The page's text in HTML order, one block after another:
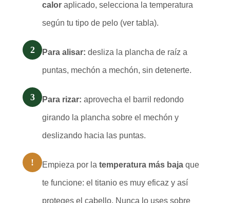
calor aplicado, selecciona la temperatura
según tu tipo de pelo (ver tabla).
2 Para alisar: desliza la plancha de raíz a
puntas, mechón a mechón, sin detenerte.
3 Para rizar: aprovecha el barril redondo
girando la plancha sobre el mechón y
deslizando hacia las puntas.
! Empieza por la temperatura más baja que
te funcione: el titanio es muy eficaz y así
proteges el cabello. Nunca lo uses sobre